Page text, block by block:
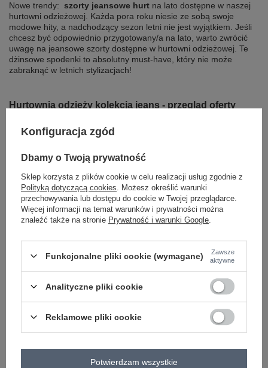
Nowe trendy: szorty jeansowe hurt na lato dostępne w naszej
hurtowni odzieżowej. Każda pora roku niesie ze sobą swoje
modowe hity, a nadchodzący sezon letni nie jest wyjątkiem. Jeśli
chcesz być odpowiednio przygotowany/a na lato, warto zwrócić
uwagę na jeansowe szorty dostępne w hurtowni odzieżowej. Te
dżinsowe spodenki to absolutny must-have, który nie może
zabraknąć w letnich stylizacjach!
Hurtownia odzieży kolekcja jeans - przegląd oferty
najmodniejszych ubrań z dżinsu, które uwielbiają wszystkie
kobiety. Zobacz, proponujehurtownia odzieży
Konfiguracja zgód
Dbamy o Twoją prywatność
Sklep korzysta z plików cookie w celu realizacji usług zgodnie z
Polityką dotyczącą cookies . Możesz określić warunki
przechowywania lub dostępu do cookie w Twojej przeglądarce.
Więcej informacji na temat warunków i prywatności można
znaleźć także na stronie Prywatność i warunki Google
Funkcjonalne pliki cookie (wymagane)
Zawsze
aktywne
Analityczne pliki cookie
Reklamowe pliki cookie
Potwierdzam wszystkie